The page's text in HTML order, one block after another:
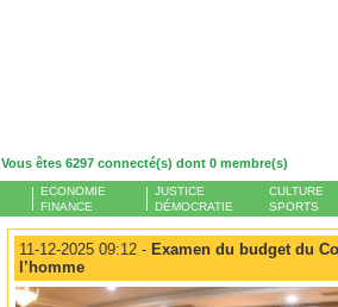
Vous êtes 6297 connecté(s) dont 0 membre(s)
ECONOMIE
FINANCE
JUSTICE
DÉMOCRATIE
CULTURE
SPORTS
11-12-2025 09:12 - Examen du budget du
l’homme